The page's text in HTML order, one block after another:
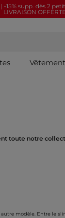
| -15% supp. dès 2
LIVRAISON OFFERTE
toute notre
modèle. Entre le